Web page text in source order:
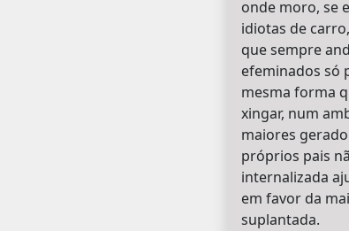
onde moro, se
idiotas de
que sempre
efeminados só
mesma forma
xingar, num
maiores
próprios pais
internalizada
em favor da
suplantada.